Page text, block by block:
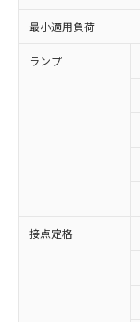
最小適用負荷
ランプ
接点定格